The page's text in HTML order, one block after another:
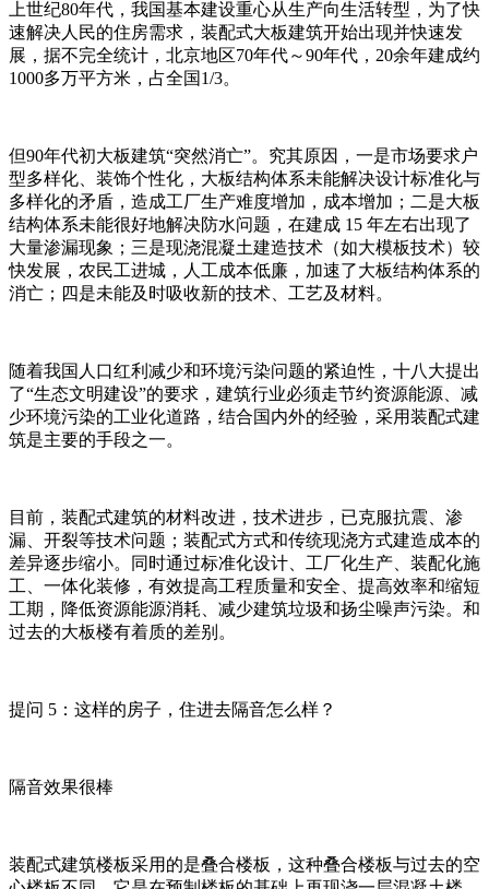
上世纪80年代，我国基本建设重心从生产向生活转型，为了快
速解决人民的住房需求，装配式大板建筑开始出现并快速发
展，据不完全统计，北京地区70年代～90年代，20余年建成约
1000多万平方米，占全国1/3。
但90年代初大板建筑“突然消亡”。究其原因，一是市场要求户
型多样化、装饰个性化，大板结构体系未能解决设计标准化与
多样化的矛盾，造成工厂生产难度增加，成本增加；二是大板
结构体系未能很好地解决防水问题，在建成 15 年左右出现了
大量渗漏现象；三是现浇混凝土建造技术（如大模板技术）较
快发展，农民工进城，人工成本低廉，加速了大板结构体系的
消亡；四是未能及时吸收新的技术、工艺及材料。
随着我国人口红利减少和环境污染问题的紧迫性，十八大提出
了“生态文明建设”的要求，建筑行业必须走节约资源能源、减
少环境污染的工业化道路，结合国内外的经验，采用装配式建
筑是主要的手段之一。
目前，装配式建筑的材料改进，技术进步，已克服抗震、渗
漏、开裂等技术问题；装配式方式和传统现浇方式建造成本的
差异逐步缩小。同时通过标准化设计、工厂化生产、装配化施
工、一体化装修，有效提高工程质量和安全、提高效率和缩短
工期，降低资源能源消耗、减少建筑垃圾和扬尘噪声污染。和
过去的大板楼有着质的差别。
提问 5：这样的房子，住进去隔音怎么样？
隔音效果很棒
装配式建筑楼板采用的是叠合楼板，这种叠合楼板与过去的空